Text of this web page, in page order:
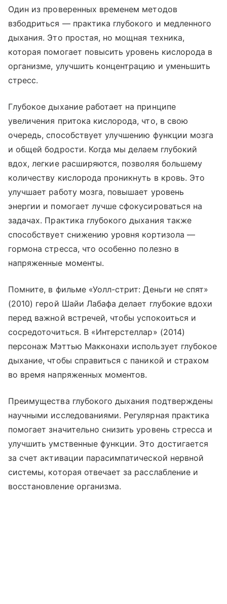
Один из проверенных временем методов
взбодриться — практика глубокого и медленного
дыхания. Это простая, но мощная техника,
которая помогает повысить уровень кислорода в
организме, улучшить концентрацию и уменьшить
стресс.
Глубокое дыхание работает на принципе
увеличения притока кислорода, что, в свою
очередь, способствует улучшению функции мозга
и общей бодрости. Когда мы делаем глубокий
вдох, легкие расширяются, позволяя большему
количеству кислорода проникнуть в кровь. Это
улучшает работу мозга, повышает уровень
энергии и помогает лучше сфокусироваться на
задачах. Практика глубокого дыхания также
способствует снижению уровня кортизола —
гормона стресса, что особенно полезно в
напряженные моменты.
Помните, в фильме «Уолл-стрит: Деньги не спят»
(2010) герой Шайи Лабафа делает глубокие вдохи
перед важной встречей, чтобы успокоиться и
сосредоточиться. В «Интерстеллар» (2014)
персонаж Мэттью Макконахи использует глубокое
дыхание, чтобы справиться с паникой и страхом
во время напряженных моментов.
Преимущества глубокого дыхания подтверждены
научными исследованиями. Регулярная практика
помогает значительно снизить уровень стресса и
улучшить умственные функции. Это достигается
за счет активации парасимпатической нервной
системы, которая отвечает за расслабление и
восстановление организма.